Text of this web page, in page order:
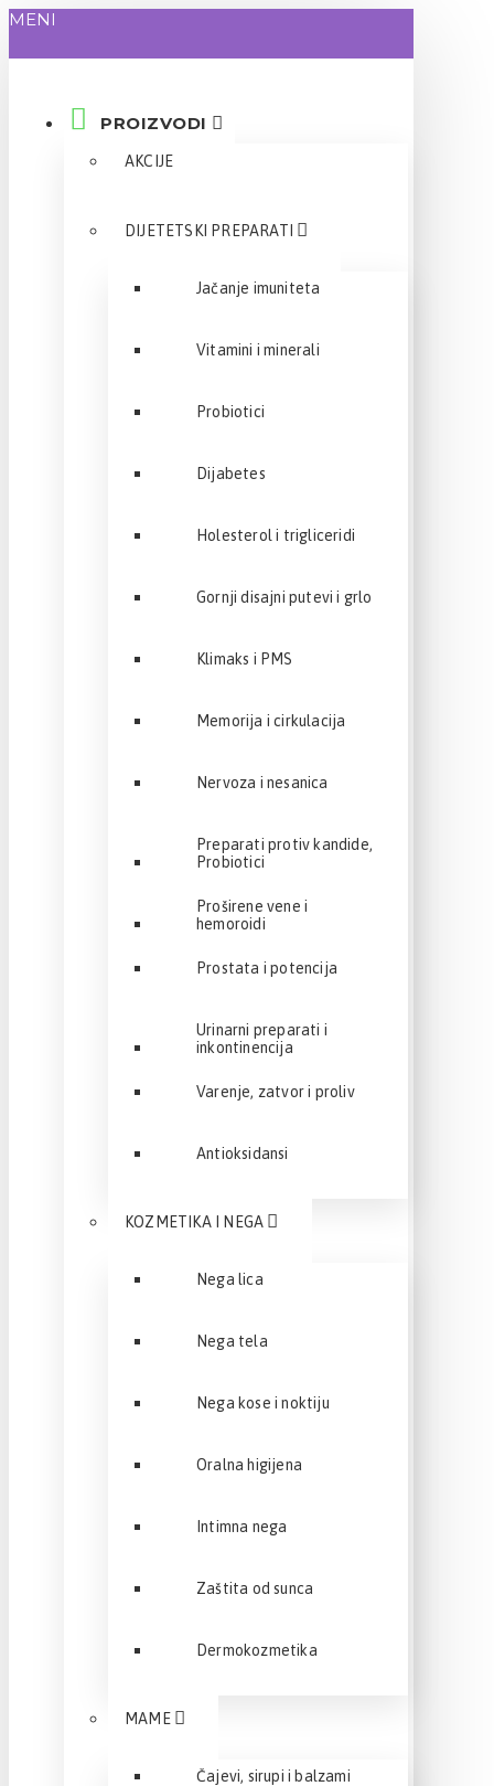
MENI
PROIZVODI
AKCIJE
DIJETETSKI PREPARATI
Jačanje imuniteta
Vitamini i minerali
Probiotici
Dijabetes
Holesterol i trigliceridi
Gornji disajni putevi i grlo
Klimaks i PMS
Memorija i cirkulacija
Nervoza i nesanica
Preparati protiv kandide,
Probiotici
Proširene vene i
hemoroidi
Prostata i potencija
Urinarni preparati i
inkontinencija
Varenje, zatvor i proliv
Antioksidansi
KOZMETIKA I NEGA
Nega lica
Nega tela
Nega kose i noktiju
Oralna higijena
Intimna nega
Zaštita od sunca
Dermokozmetika
MAME
Čajevi, sirupi i balzami